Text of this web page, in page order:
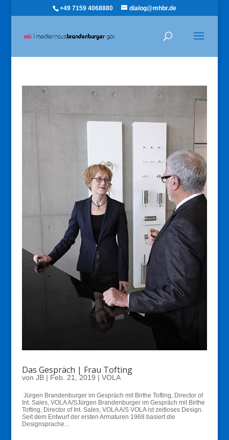
+49 7159 4068880 dialog@mhbr.de
Das Gespräch | Frau Tofting
von JB| Feb. 21, 2019 | VOLA
Jürgen Brandenburger im Gespräch mit Birthe Tofting, Director of
Int. Sales, VOLA A/SJürgen Brandenburger im Gespräch mit Birthe
Tofting, Director of Int. Sales, VOLA A/S VOLA ist zeitloses Design.
Seit dem Entwurf der ersten Armaturen 1968 basiert die
Designsprache...